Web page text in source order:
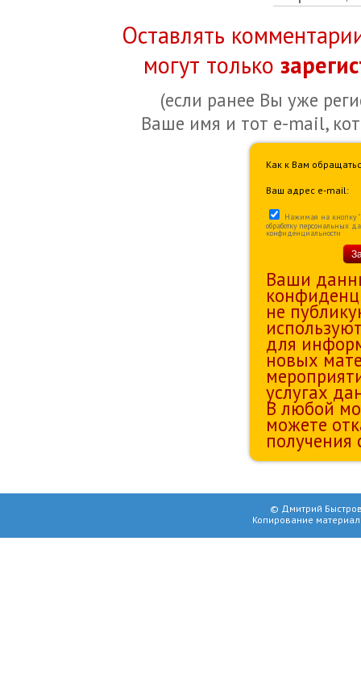
Оставлять
могут только
(если ранее Вы уже
Ваше имя и тот e-mail,
Как к Вам
Ваш адрес e-mail:
Нажимая на кнопку
обработку персональных
конфиденциальности
Ваши
не
для
новых
услугах
В любой
можете
получения
© Дмитрий
Копирование